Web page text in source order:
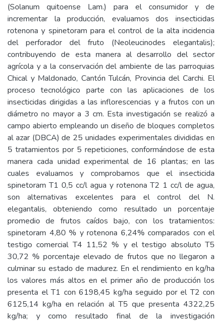
(Solanum quitoense Lam.) para el consumidor y de
incrementar la producción, evaluamos dos insecticidas
rotenona y spinetoram para el control de la alta incidencia
del perforador del fruto (Neoleucinodes elegantalis);
contribuyendo de esta manera al desarrollo del sector
agrícola y a la conservación del ambiente de las parroquias
Chical y Maldonado, Cantón Tulcán, Provincia del Carchi. El
proceso tecnológico parte con las aplicaciones de los
insecticidas dirigidas a las inflorescencias y a frutos con un
diámetro no mayor a 3 cm. Esta investigación se realizó a
campo abierto empleando un diseño de bloques completos
al azar (DBCA) de 25 unidades experimentales divididas en
5 tratamientos por 5 repeticiones, conformándose de esta
manera cada unidad experimental de 16 plantas; en las
cuales evaluamos y comprobamos que el insecticida
spinetoram T1 0,5 cc/l agua y rotenona T2 1 cc/l de agua,
son alternativas excelentes para el control del N.
elegantalis, obteniendo como resultado un porcentaje
promedio de frutos caídos bajo, con los tratamientos:
spinetoram 4,80 % y rotenona 6,24% comparados con el
testigo comercial T4 11,52 % y el testigo absoluto T5
30,72 % porcentaje elevado de frutos que no llegaron a
culminar su estado de madurez. En el rendimiento en kg/ha
los valores más altos en el primer año de producción los
presenta el T1 con 6198,45 kg/ha seguido por el T2 con
6125,14 kg/ha en relación al T5 que presenta 4322,25
kg/ha; y como resultado final de la investigación